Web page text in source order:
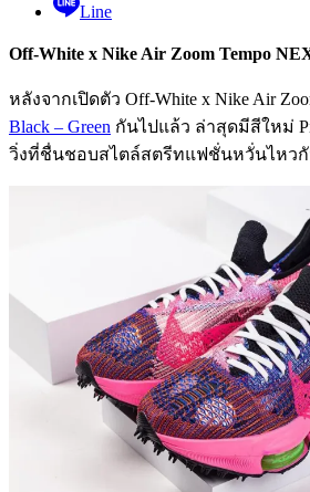
Line
Off-White x Nike Air Zoom Tempo
หลังจากเปิดตัว Off-White x Nike Air
Black – Green กันไปแล้ว ล่าสุดมีสีใหม่
วิ่งที่ชื่นชอบสไตล์สตรีทแฟชั่นหวั่นไหว